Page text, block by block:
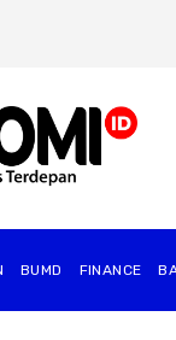
BUMD FINANCE